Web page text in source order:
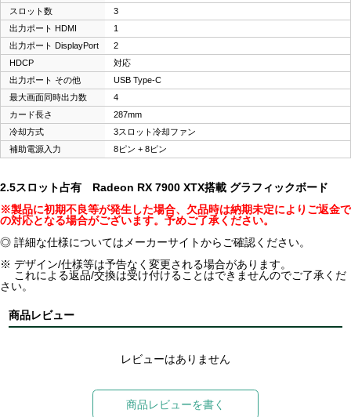
スロット数
3
出力ポート HDMI
1
出力ポート DisplayPort
2
HDCP
対応
出力ポート その他
USB Type-C
最大画面同時出力数
4
カード長さ
287mm
冷却方式
3スロット冷却ファン
補助電源入力
8ピン + 8ピン
2.5スロット占有 Radeon RX 7900 XTX搭載 グラフィックボード
※製品に初期不良等が発生した場合、欠品時は納期未定によりご返金で
の対応となる場合がございます。予めご了承ください。
◎ 詳細な仕様についてはメーカーサイトからご確認ください。
※ デザイン/仕様等は予告なく変更される場合があります。
これによる返品/交換は受け付けることはできませんのでご了承くだ
さい。
商品レビュー
レビューはありません
商品レビューを書く